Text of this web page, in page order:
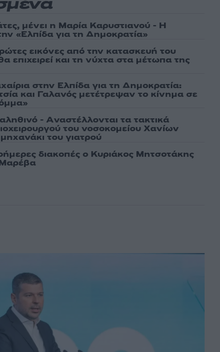
μένει η Μαρία Καρυστιανού - Η
«Ελπίδα για τη Δημοκρατία»
εικόνες από την κατασκευή του
επιχειρεί και τη νύχτα στα μέτωπα της
στην Ελπίδα για τη Δημοκρατία:
και Γαλανός μετέτρεψαν το κίνημα σε
- Aναστέλλονται τα τακτικά
του νοσοκομείου Χανίων
του γιατρού
διακοπές ο Κυριάκος Μητσοτάκης